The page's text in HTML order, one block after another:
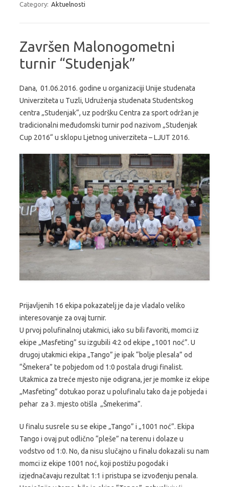
Category: Aktuelnosti
Završen Malonogometni
turnir “Studenjak”
Dana, 01.06.2016. godine u organizaciji Unije studenata
Univerziteta u Tuzli, Udruženja studenata Studentskog
centra „Studenjak“, uz podršku Centra za sport održan je
tradicionalni međudomski turnir pod nazivom „Studenjak
Cup 2016“ u sklopu Ljetnog univerziteta – LJUT 2016.
Prijavljenih 16 ekipa pokazatelj je da je vladalo veliko
interesovanje za ovaj turnir.
U prvoj polufinalnoj utakmici, iako su bili favoriti, momci iz
ekipe „Masfeting” su izgubili 4:2 od ekipe „1001 noć”. U
drugoj utakmici ekipa „Tango” je ipak “bolje plesala” od
“Šmekera” te pobjedom od 1:0 postala drugi finalist.
Utakmica za treće mjesto nije odigrana, jer je momke iz ekipe
„Masfeting” dotukao poraz u polufinalu tako da je pobjeda i
pehar za 3. mjesto otišla „Šmekerima”.
U finalu susrele su se ekipe „Tango” i „1001 noć”. Ekipa
Tango i ovaj put odlično “pleše” na terenu i dolaze u
vodstvo od 1:0. No, da nisu slučajno u finalu dokazali su nam
momci iz ekipe 1001 noć, koji postižu pogodak i
izjednačavaju rezultat 1:1 i pristupa se izvođenju penala.